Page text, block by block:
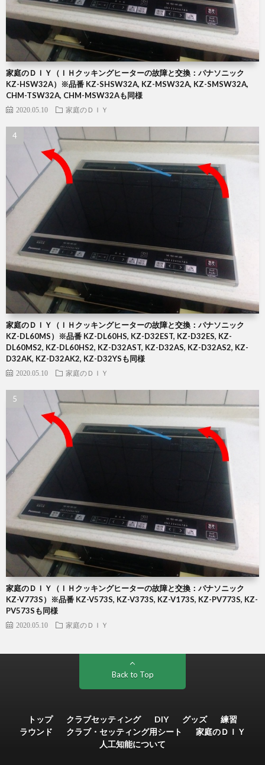
家庭のＤＩＹ（ＩＨクッキングヒーターの故障と交換：パナソニック
KZ-HSW32A）※品番 KZ-SHSW32A, KZ-MSW32A, KZ-SMSW32A,
CHM-TSW32A, CHM-MSW32Aも同様
2020.05.10 家庭のＤＩＹ
家庭のＤＩＹ（ＩＨクッキングヒーターの故障と交換：パナソニック
KZ-DL60MS）※品番 KZ-DL60HS, KZ-D32EST, KZ-D32ES, KZ-
DL60MS2, KZ-DL60HS2, KZ-D32AST, KZ-D32AS, KZ-D32AS2, KZ-
D32AK, KZ-D32AK2, KZ-D32YSも同様
2020.05.10 家庭のＤＩＹ
家庭のＤＩＹ（ＩＨクッキングヒーターの故障と交換：パナソニック
KZ-V773S）※品番 KZ-V573S, KZ-V373S, KZ-V173S, KZ-PV773S, KZ-
PV573Sも同様
2020.05.10 家庭のＤＩＹ
Back to Top
トップ クラブセッティング DIY グッズ
練習
ラウンド
クラブ・セッティング用シート
家庭のＤＩＹ
人工知能について